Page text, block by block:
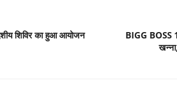
शिविर का हुआ आयोजन
BIGG BOSS